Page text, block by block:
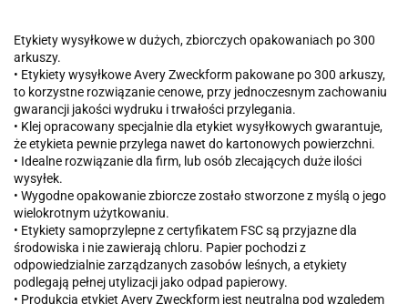
Etykiety wysyłkowe w dużych, zbiorczych opakowaniach po 300
arkuszy.
• Etykiety wysyłkowe Avery Zweckform pakowane po 300 arkuszy,
to korzystne rozwiązanie cenowe, przy jednoczesnym zachowaniu
gwarancji jakości wydruku i trwałości przylegania.
• Klej opracowany specjalnie dla etykiet wysyłkowych gwarantuje,
że etykieta pewnie przylega nawet do kartonowych powierzchni.
• Idealne rozwiązanie dla firm, lub osób zlecających duże ilości
wysyłek.
• Wygodne opakowanie zbiorcze zostało stworzone z myślą o jego
wielokrotnym użytkowaniu.
• Etykiety samoprzylepne z certyfikatem FSC są przyjazne dla
środowiska i nie zawierają chloru. Papier pochodzi z
odpowiedzialnie zarządzanych zasobów leśnych, a etykiety
podlegają pełnej utylizacji jako odpad papierowy.
• Produkcja etykiet Avery Zweckform jest neutralna pod względem